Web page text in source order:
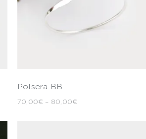
Polsera BB
70,00€ – 80,00€